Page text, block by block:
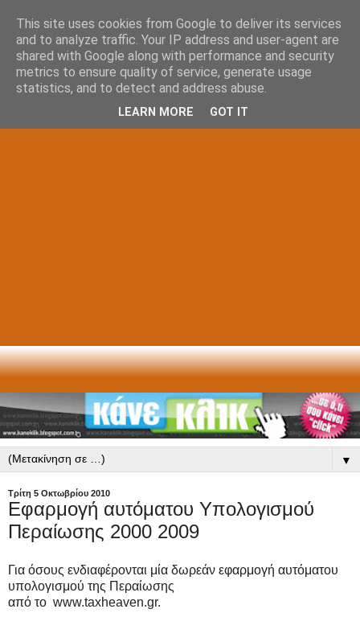
▼
Τρίτη 5 Οκτωβρίου 2010
Εφαρμογή αυτόματου Υπολογισμού
Περαίωσης 2000 2009
Για όσους ενδιαφέρονται μία δωρεάν εφαρμογή αυτόματου
υπολογισμού της Περαίωσης
από το www.taxheaven.gr.
This site uses cookies from Google to deliver its services
and to analyze traffic. Your IP address and user-agent are
shared with Google along with performance and security
metrics to ensure quality of service, generate usage
statistics, and to detect and address abuse.
LEARN MORE GOT IT